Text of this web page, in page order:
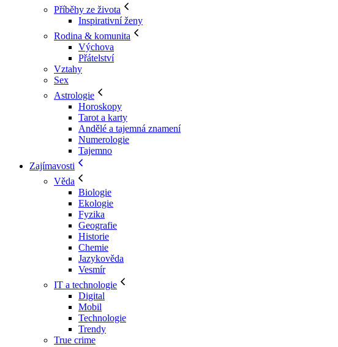
Příběhy ze života
Inspirativní ženy
Rodina & komunita
Výchova
Přátelství
Vztahy
Sex
Astrologie
Horoskopy
Tarot a karty
Andělé a tajemná znamení
Numerologie
Tajemno
Zajímavosti
Věda
Biologie
Ekologie
Fyzika
Geografie
Historie
Chemie
Jazykověda
Vesmír
IT a technologie
Digital
Mobil
Technologie
Trendy
True crime